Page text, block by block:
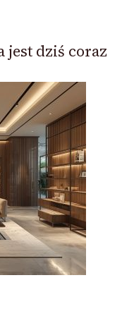
jest dziś coraz